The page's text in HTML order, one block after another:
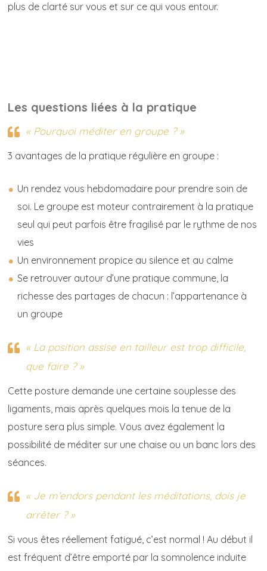
plus de clarté sur vous et sur ce qui vous entour.
Les questions liées à la pratique
« Pourquoi méditer en groupe ? »
3 avantages de la pratique régulière en groupe :
Un rendez vous hebdomadaire pour prendre soin de
soi. Le groupe est moteur contrairement à la pratique
seul qui peut parfois être fragilisé par le rythme de nos
vies
Un environnement propice au silence et au calme
Se retrouver autour d’une pratique commune, la
richesse des partages de chacun : l’appartenance à
un groupe
« La position assise en tailleur est trop difficile,
que faire ? »
Cette posture demande une certaine souplesse des
ligaments, mais après quelques mois la tenue de la
posture sera plus simple. Vous avez également la
possibilité de méditer sur une chaise ou un banc lors des
séances.
« Je m’endors pendant les méditations, dois je
arrêter ? »
Si vous êtes réellement fatigué, c’est normal ! Au début il
est fréquent d’être emporté par la somnolence induite